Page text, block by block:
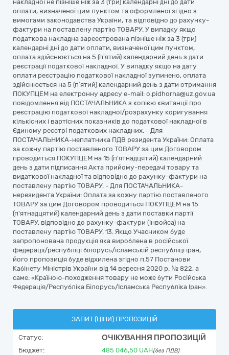
накладної не пізніше ніж за 3 (три) календарні дні до дати
оплати, визначеної цим пунктом та оформленої згідно з
вимогами законодавства України, та відповідно до рахунку-
фактури на поставлену партію ТОВАРУ. У випадку якщо
податкова накладна зареєстрована пізніше ніж за 3 (три)
календарні дні до дати оплати, визначеної цим пунктом,
оплата здійснюється на 5 (п’ятий) календарний день з дати
реєстрації податкової накладної. У випадку якщо на дату
оплати реєстрацію податкової накладної зупинено, оплата
здійснюється на 5 (п’ятий) календарний день з дати отримання
ПОКУПЦЕМ на електронну адресу e-mail: o.pidhorna@uz.gov.ua
повідомлення від ПОСТАЧАЛЬНИКА з копією квитанції про
реєстрацію податкової накладної/розрахунку коригування
кількісних і вартісних показників до податкової накладної в
Єдиному реєстрі податкових накладних. - Для
ПОСТАЧАЛЬНИКА-неплатника ПДВ резидента України: Оплата
за кожну партію поставленого ТОВАРУ за цим Договором
проводиться ПОКУПЦЕМ на 15 (п'ятнадцятий) календарний
день з дати підписання Акта прийому-передачі товару та
видаткової накладної та відповідно до рахунку-фактури на
поставлену партію ТОВАРУ. - Для ПОСТАЧАЛЬНИКА-
нерезидента України: Оплата за кожну партію поставленого
ТОВАРУ за цим Договором проводиться ПОКУПЦЕМ на 15
(п'ятнадцятий) календарний день з дати поставки партії
ТОВАРУ, відповідно до рахунку-фактури (інвойса) на
поставлену партію ТОВАРУ. 13. Якщо Учасником буде
запропонована продукція яка вироблена в російської
федерації/республіці білорусь/ісламській республіці іран,
його пропозиція буде відхилена згідно п.57 Постанови
Кабінету Міністрів України від 14 вересня 2020 р. № 822, а
саме: «Країною-походження товару не може бути Російська
Федерація/Республіка Білорусь/Ісламська Республіка Іран».
ЗАПИТ (ЦІНИ) ПРОПОЗИЦІЙ
Статус: ОЧІКУВАННЯ ПРОПОЗИЦІЙ
Бюджет: 485 046,50 UAH(без ПДВ)